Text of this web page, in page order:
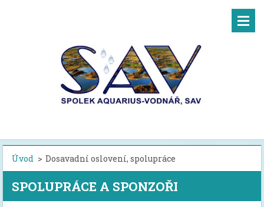
Úvod > Dosavadní oslovení, spolupráce
SPOLUPRÁCE A SPONZOŘI